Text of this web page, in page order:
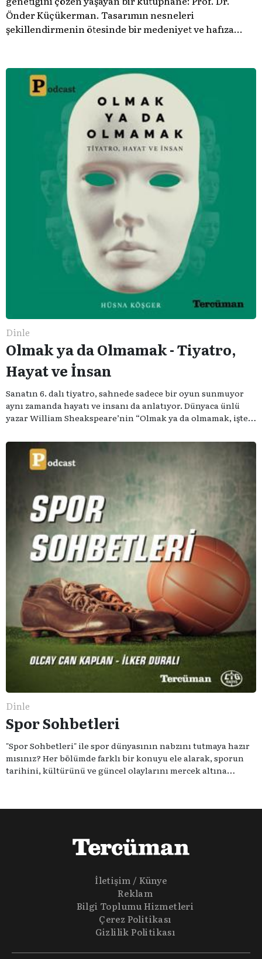
Önder Küçükerman. ​Tasarımın nesneleri
şekillendirmenin ötesinde bir medeniyet ve hafıza
Dinle
Olmak ya da Olmamak - Tiyatro,
Hayat ve İnsan
Sanatın 6. dalı tiyatro, sahnede sadece bir oyun sunmuyor
aynı zamanda hayatı ve insanı da anlatıyor. Dünyaca ünlü
yazar William Sheakspeare’nin “Olmak ya da olmamak, işte
serimizde; tiyatroyu, alanının uzman isimleriyle
konuşuyoruz..
Dinle
Spor Sohbetleri
"Spor Sohbetleri" ile spor dünyasının nabzını tutmaya hazır
mısınız? Her bölümde farklı bir konuyu ele alarak, sporun
tarihini, kültürünü ve güncel olaylarını mercek altına
olmadığına inananlardansanız "Spor Sohbetleri" tam size
İletişim / Künye
Reklam
Bilgi Toplumu Hizmetleri
Çerez Politikası
Gizlilik Politikası